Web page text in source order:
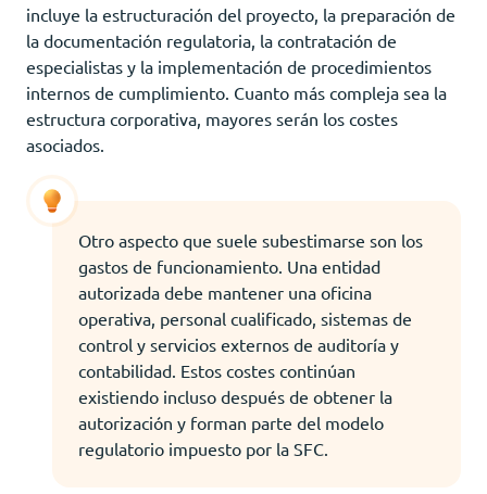
incluye la estructuración del proyecto, la preparación de
la documentación regulatoria, la contratación de
especialistas y la implementación de procedimientos
internos de cumplimiento. Cuanto más compleja sea la
estructura corporativa, mayores serán los costes
asociados.
Otro aspecto que suele subestimarse son los
gastos de funcionamiento. Una entidad
autorizada debe mantener una oficina
operativa, personal cualificado, sistemas de
control y servicios externos de auditoría y
contabilidad. Estos costes continúan
existiendo incluso después de obtener la
autorización y forman parte del modelo
regulatorio impuesto por la SFC.